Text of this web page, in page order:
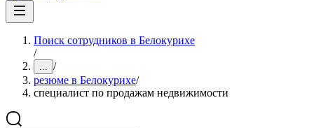
Поиск сотрудников в Белокурихе
/
... /
резюме в Белокурихе/
специалист по продажам недвижимости